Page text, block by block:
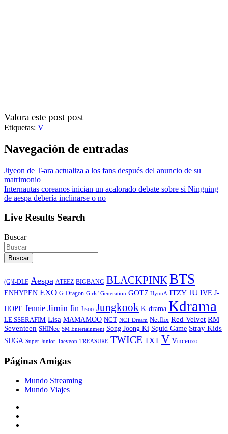
Valora este post post
Etiquetas: V
Navegación de entradas
Jiyeon de T-ara actualiza a los fans después del anuncio de su
matrimonio
Internautas coreanos inician un acalorado debate sobre si Ningning
de aespa debería inclinarse o no
Live Results Search
Buscar
Buscar
(G)I-DLE Aespa ATEEZ BIGBANG BLACKPINKBTS
ENHYPEN EXO G-Dragon Girls’ Generation GOT7 HyunA ITZY IU IVE J-
HOPE Jennie Jimin Jin Jisoo Jungkook K-drama Kdrama
LE SSERAFIM Lisa MAMAMOO NCT NCT Dream Netflix Red Velvet RM
Seventeen SHINee SM Entertainment Song Joong Ki Squid Game Stray Kids
SUGA Super Junior Taeyeon TREASURE TWICE TXT V Vincenzo
Páginas Amigas
Mundo Streaming
Mundo Viajes